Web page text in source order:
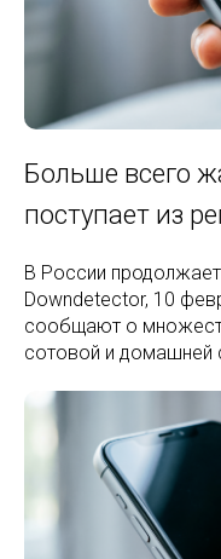
Больше всего
поступает из
В России
Downdetector, 10
сообщают о
сотовой и домашней